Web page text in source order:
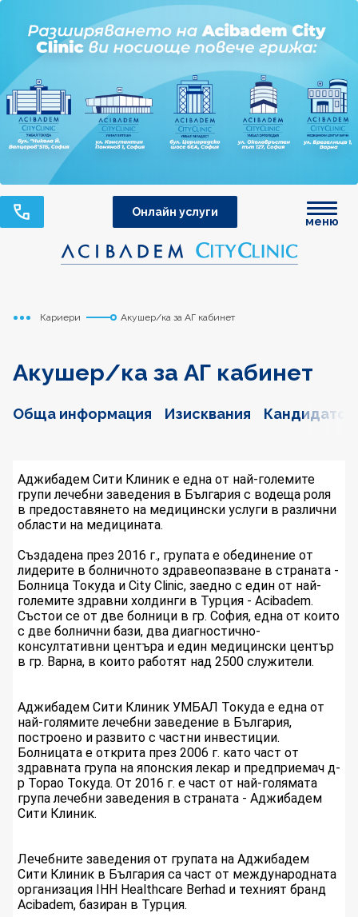
меню
Онлайн услуги
Начало
Кариери Акушер/ка за АГ кабинет
Акушер/ка за АГ кабинет
Обща информация Изисквания
Аджибадем Сити Клиник е една от най-големите
групи лечебни заведения в България с водеща роля
в предоставянето на медицински услуги в различни
области на медицината.
Създадена през 2016 г., групата е обединение от
лидерите в болничното здравеопазване в страната -
Болница Токуда и City Clinic, заедно с един от най-
големите здравни холдинги в Турция - Acibadem.
Състои се от две болници в гр. София, една от които
с две болнични бази, два диагностично-
консултативни центъра и един медицински център
в гр. Варна, в които работят над 2500 служители.
Аджибадем Сити Клиник УМБАЛ Токуда е една от
най-голямите лечебни заведение в България,
построено и развито с частни инвестиции.
Болницата е открита през 2006 г. като част от
здравната група на японския лекар и предприемач д-
р Торао Токуда. От 2016 г. е част от най-голямата
група лечебни заведения в страната - Аджибадем
Сити Клиник.
Лечебните заведения от групата на Аджибадем
Сити Клиник в България са част от международната
организация IHH Healthcare Berhad и техният бранд
Acibadem, базиран в Турция.